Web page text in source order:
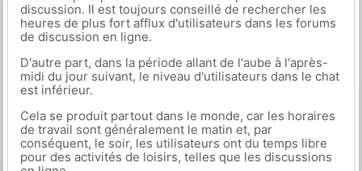
discussion. Il est toujours conseillé de rechercher les
heures de plus fort afflux d'utilisateurs dans les forums
de discussion en ligne.
D'autre part, dans la période allant de l'aube à l'après-
midi du jour suivant, le niveau d'utilisateurs dans le chat
est inférieur.
Cela se produit partout dans le monde, car les horaires
de travail sont généralement le matin et, par
conséquent, le soir, les utilisateurs ont du temps libre
pour des activités de loisirs, telles que les discussions